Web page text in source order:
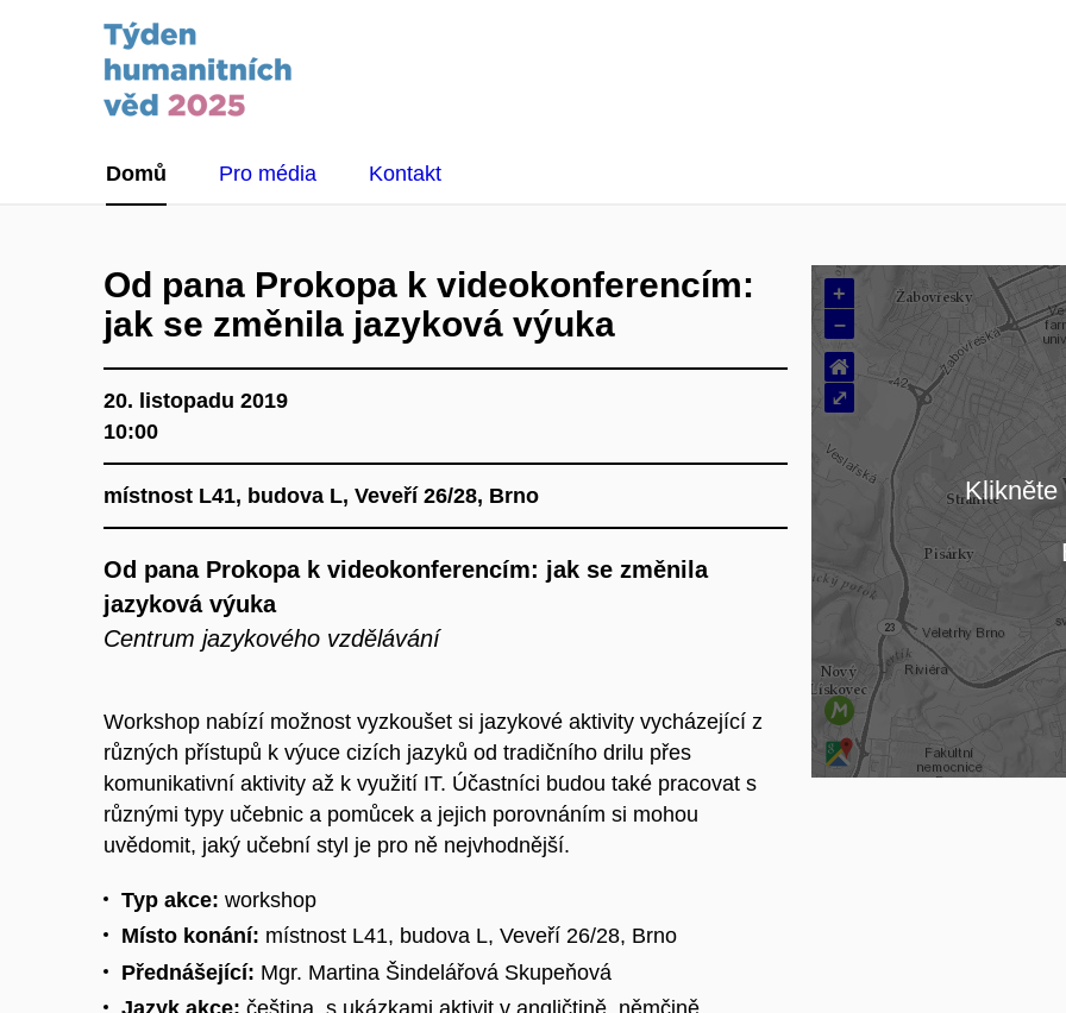
Domů Pro média Kontakt
Od pana Prokopa k videokonferencím:
jak se změnila jazyková výuka
20. listopadu 2019
10:00
místnost L41, budova L, Veveří 26/28, Brno
Od pana Prokopa k videokonferencím: jak se změnila
jazyková výuka
Centrum jazykového vzdělávání
Workshop nabízí možnost vyzkoušet si jazykové aktivity vycházející z
různých přístupů k výuce cizích jazyků od tradičního drilu přes
komunikativní aktivity až k využití IT. Účastníci budou také pracovat s
různými typy učebnic a pomůcek a jejich porovnáním si mohou
uvědomit, jaký učební styl je pro ně nejvhodnější.
Typ akce: workshop
Místo konání: místnost L41, budova L, Veveří 26/28, Brno
Přednášející: Mgr. Martina Šindelářová Skupeňová
+
–
⌂
⤢
Klikněte